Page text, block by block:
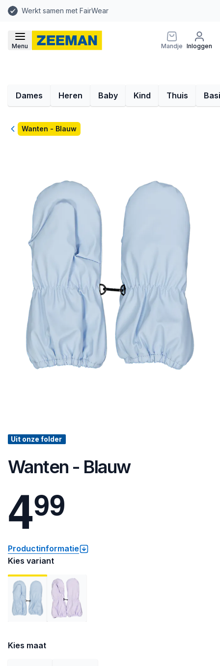
Werkt samen met FairWear
Menu Mandje Inloggen
Dames Heren Baby Kind Thuis
TerugWanten - Blauw
Uit onze folder
Wanten - Blauw
499
Productinformatie
Kies variant
Kies maat